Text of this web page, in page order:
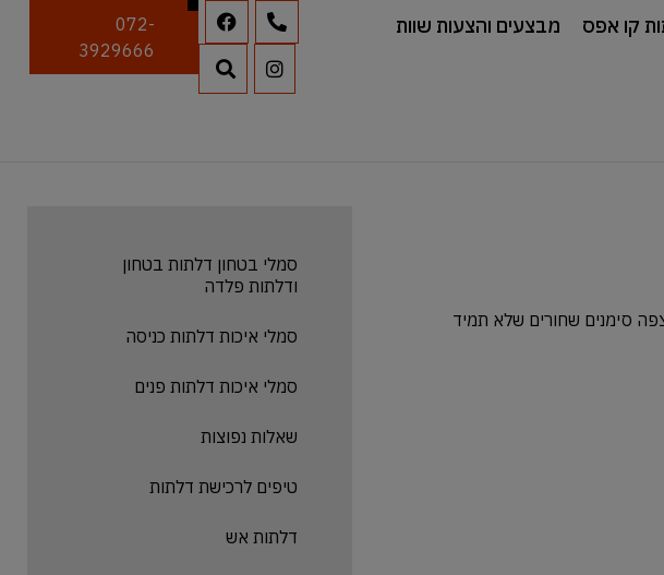
קו אפס מבצעים והצעות שוות
072-
3929666
סימנים שחורים שלא תמיד
סמלי בטחון דלתות בטחון
ודלתות פלדה
סמלי איכות דלתות כניסה
סמלי איכות דלתות פנים
שאלות נפוצות
טיפים לרכישת דלתות
דלתות אש